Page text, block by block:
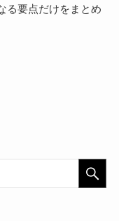
る要点だけをまとめ